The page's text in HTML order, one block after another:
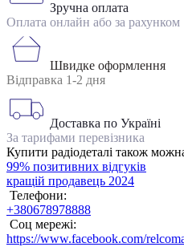
Зручна оплата
Оплата онлайн або за рахунком
Швидке оформлення
Відправка 1-2 дня
Доставка по Україні
За тарифами перевізника
Купити радіодеталі також
99% позитивних відгуків
кращій продавець 2024
Телефони:
+380678978888
Соц мережі:
https://www.facebook.com/